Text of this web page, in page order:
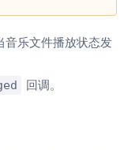
音乐文件播放状态发
回调。